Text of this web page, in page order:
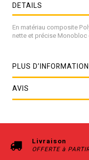
DETAILS
En matériau composite
nette et précise
PLUS D’INFORMATION
AVIS
Livraison
OFFERTE à